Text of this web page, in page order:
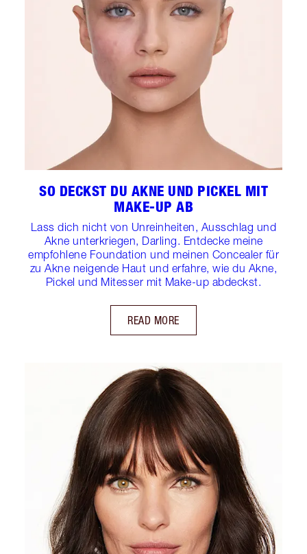
SO DECKST DU AKNE UND PICKEL MIT
MAKE-UP AB
Lass dich nicht von Unreinheiten, Ausschlag und
Akne unterkriegen, Darling. Entdecke meine
empfohlene Foundation und meinen Concealer für
zu Akne neigende Haut und erfahre, wie du Akne,
Pickel und Mitesser mit Make-up abdeckst.
READ MORE